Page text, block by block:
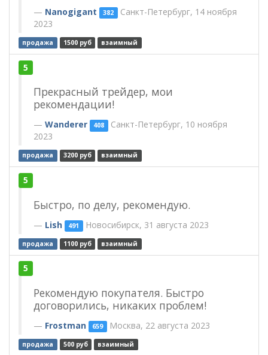
Nanogigant 382 Санкт-Петербург, 14 ноября
2023
продажа 1500 руб взаимный
5
Прекрасный трейдер, мои
рекомендации!
Wanderer 408 Санкт-Петербург, 10 ноября
2023
продажа 3200 руб взаимный
5
Быстро, по делу, рекомендую.
Lish 491 Новосибирск, 31 августа 2023
продажа 1100 руб взаимный
5
Рекомендую покупателя. Быстро
договорились, никаких проблем!
Frostman 659 Москва, 22 августа 2023
продажа 500 руб взаимный